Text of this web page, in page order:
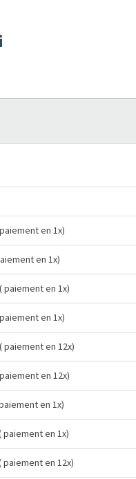
en 1x)
en 1x)
paiement en 1x)
en 1x)
paiement en 12x)
en 12x)
en 1x)
paiement en 1x)
paiement en 12x)